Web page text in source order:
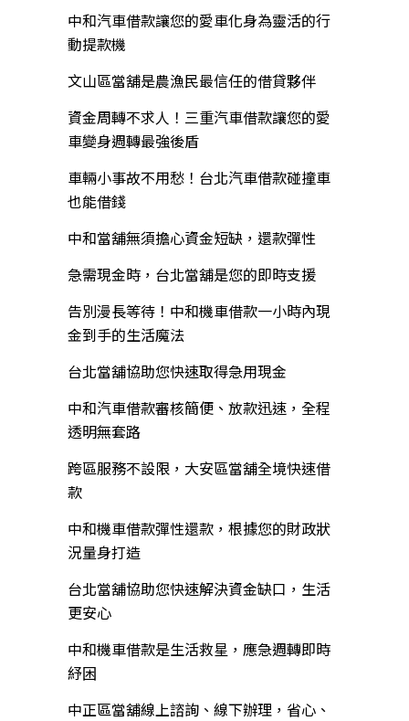
中和汽車借款讓您的愛車化身為靈活的行
動提款機
文山區當舖是農漁民最信任的借貸夥伴
資金周轉不求人！三重汽車借款讓您的愛
車變身週轉最強後盾
車輛小事故不用愁！台北汽車借款碰撞車
也能借錢
中和當舖無須擔心資金短缺，還款彈性
急需現金時，台北當舖是您的即時支援
告別漫長等待！中和機車借款一小時內現
金到手的生活魔法
台北當舖協助您快速取得急用現金
中和汽車借款審核簡便、放款迅速，全程
透明無套路
跨區服務不設限，大安區當舖全境快速借
款
中和機車借款彈性還款，根據您的財政狀
況量身打造
台北當舖協助您快速解決資金缺口，生活
更安心
中和機車借款是生活救星，應急週轉即時
紓困
中正區當舖線上諮詢、線下辦理，省心、